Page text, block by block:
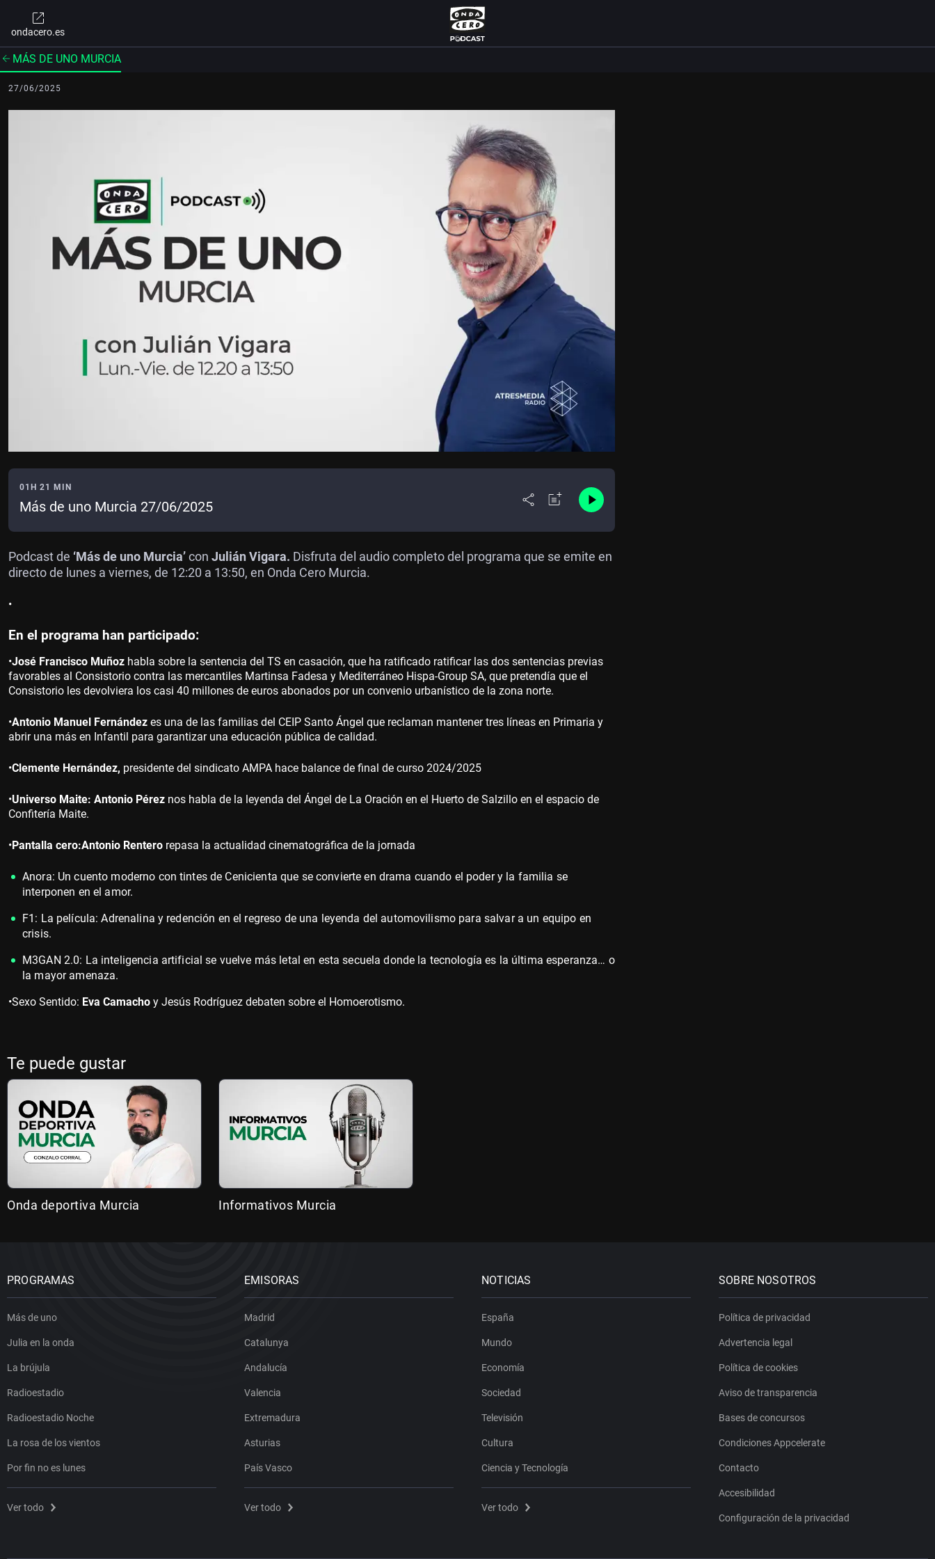
ondacero.es
MÁS DE UNO MURCIA
27/06/2025
01H 21 MIN
Más de uno Murcia 27/06/2025
Podcast de ‘Más de uno Murcia’con Julián Vigara. Disfruta del audio completo del programa que se emite en
directo de lunes a viernes, de 12:20 a 13:50, en Onda Cero Murcia.
•
En el programa han participado:
•José Francisco Muñoz habla sobre la sentencia del TS en casación, que ha ratificado ratificar las dos sentencias previas
favorables al Consistorio contra las mercantiles Martinsa Fadesa y Mediterráneo Hispa-Group SA, que pretendía que el
Consistorio les devolviera los casi 40 millones de euros abonados por un convenio urbanístico de la zona norte.
•Antonio Manuel Fernández es una de las familias del CEIP Santo Ángel que reclaman mantener tres líneas en Primaria y
abrir una más en Infantil para garantizar una educación pública de calidad.
•Clemente Hernández, presidente del sindicato AMPA hace balance de final de curso 2024/2025
•Universo Maite: Antonio Pérez nos habla de la leyenda del Ángel de La Oración en el Huerto de Salzillo en el espacio de
Confitería Maite.
•Pantalla cero:Antonio Rentero repasa la actualidad cinematográfica de la jornada
Anora: Un cuento moderno con tintes de Cenicienta que se convierte en drama cuando el poder y la familia se
interponen en el amor.
F1: La película: Adrenalina y redención en el regreso de una leyenda del automovilismo para salvar a un equipo en
crisis.
M3GAN 2.0: La inteligencia artificial se vuelve más letal en esta secuela donde la tecnología es la última esperanza… o
la mayor amenaza.
•Sexo Sentido: Eva Camacho y Jesús Rodríguez debaten sobre el Homoerotismo.
Te puede gustar
Onda deportiva Murcia Informativos Murcia
PROGRAMAS
Más de uno
Julia en la onda
La brújula
Radioestadio
Radioestadio Noche
La rosa de los vientos
Por fin no es lunes
Ver todo
EMISORAS
Madrid
Catalunya
Andalucía
Valencia
Extremadura
Asturias
País Vasco
Ver todo
NOTICIAS
España
Mundo
Economía
Sociedad
Televisión
Cultura
Ciencia y Tecnología
Ver todo
SOBRE NOSOTROS
Política de privacidad
Advertencia legal
Política de cookies
Aviso de transparencia
Bases de concursos
Condiciones Appcelerate
Contacto
Accesibilidad
Configuración de la privacidad